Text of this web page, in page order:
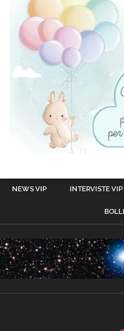
NEWS VIP INTERVISTE VIP